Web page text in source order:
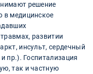
решение
в медицинское
развитии
инсульт, сердечный
пр.). Госпитализация
так и частную